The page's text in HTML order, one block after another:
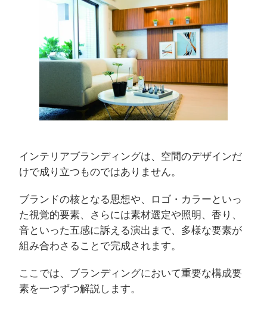
インテリアブランディングは、空間のデザインだ
けで成り立つものではありません。
ブランドの核となる思想や、ロゴ・カラーといっ
た視覚的要素、さらには素材選定や照明、香り、
音といった五感に訴える演出まで、多様な要素が
組み合わさることで完成されます。
ここでは、ブランディングにおいて重要な構成要
素を一つずつ解説します。